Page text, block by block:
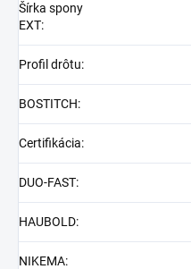
Šírka spony
EXT:
Profil drôtu:
BOSTITCH:
Certifikácia:
DUO-FAST:
HAUBOLD:
NIKEMA: